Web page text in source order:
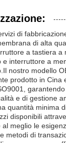
di
di alta
a tastiera a
e interruttore a
nostro modello
prodotto in Cina
e di gestione
quantità minima
disponibili
al meglio le
metodi di